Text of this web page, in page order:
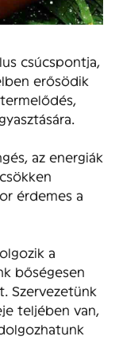
csúcspontja,
erősödik
az energiák
érdemes a
a
bőségesen
Szervezetünk
teljében van,